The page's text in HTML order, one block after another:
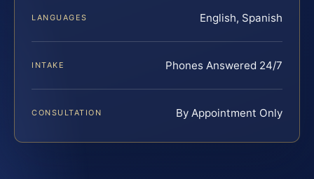
LANGUAGES English, Spanish
INTAKE Phones Answered 24/7
CONSULTATION By Appointment Only